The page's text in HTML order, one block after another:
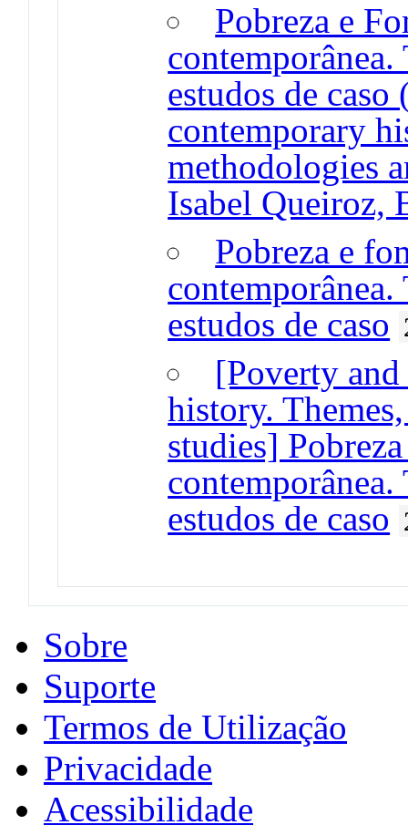
Pobreza e
contemporânea.
estudos de
contemporary
methodologies
Isabel Queiroz,
Pobreza e
contemporânea.
estudos de caso
[Poverty
history.
studies]
contemporânea.
estudos de caso
Sobre
Suporte
Termos de Utilização
Privacidade
Acessibilidade